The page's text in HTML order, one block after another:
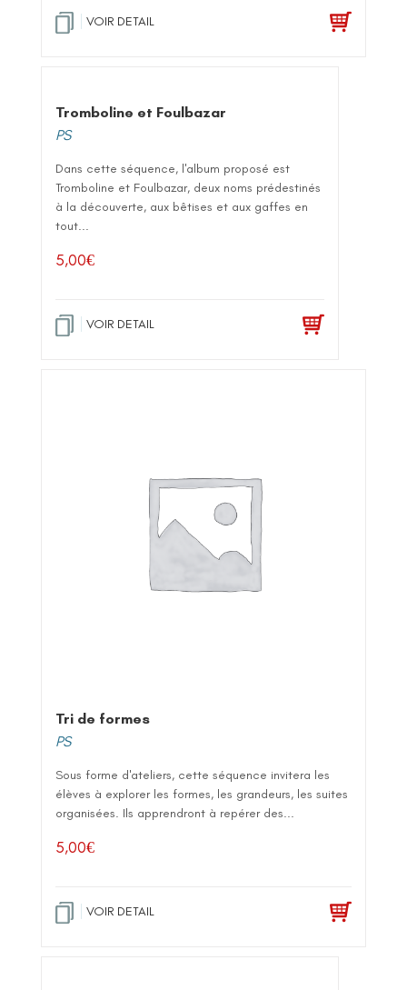
VOIR DETAIL
Tromboline et Foulbazar
PS
Dans cette séquence, l'album proposé est
Tromboline et Foulbazar, deux noms prédestinés
à la découverte, aux bêtises et aux gaffes en
tout...
5,00€
VOIR DETAIL
Tri de formes
PS
Sous forme d'ateliers, cette séquence invitera les
élèves à explorer les formes, les grandeurs, les suites
organisées. Ils apprendront à repérer des...
5,00€
VOIR DETAIL